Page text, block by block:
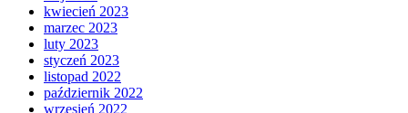
kwiecień 2023
marzec 2023
luty 2023
styczeń 2023
listopad 2022
październik 2022
wrzesień 2022